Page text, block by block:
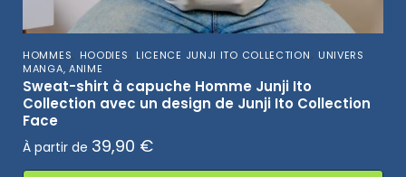
HOMMES, HOODIES, LICENCE JUNJI ITO COLLECTION, UNIVERS
MANGA, ANIME
Sweat-shirt à capuche Homme Junji Ito
Collection avec un design de Junji Ito Collection
Face
À partir de 39,90 €